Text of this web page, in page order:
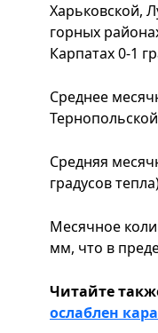
Харьковской,
горных
Карпатах 0-1
Среднее
Средняя
градусов
Месячное
мм, что в
Читайте
ослаблен